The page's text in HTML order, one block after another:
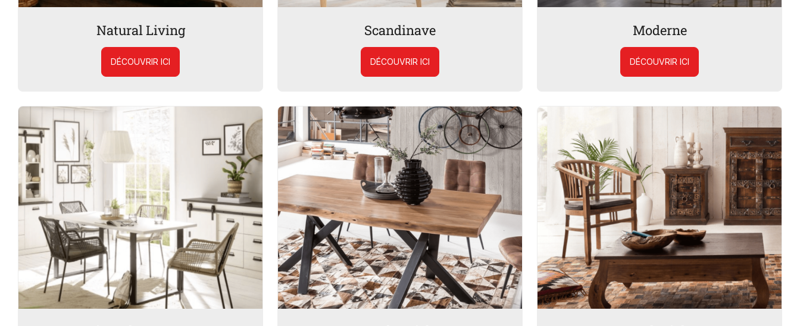
Natural Living
DÉCOUVRIR ICI
Scandinave
DÉCOUVRIR ICI
Moderne
DÉCOUVRIR ICI